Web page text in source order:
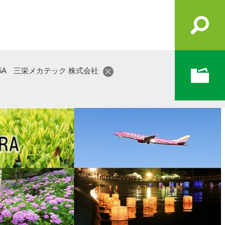
三栄メカテック 株式会社